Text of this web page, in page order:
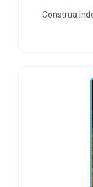
Construa